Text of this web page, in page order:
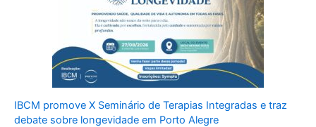
IBCM promove X Seminário de Terapias Integradas e traz
debate sobre longevidade em Porto Alegre